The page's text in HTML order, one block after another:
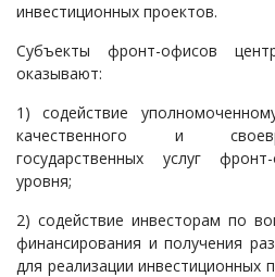
инвестиционных проектов.
Субъекты фронт-офисов
оказывают:
1) содействие
качественного и
государственных услуг
уровня;
2) содействие инвесторам по
финансирования и получения
для реализации инвестиционных